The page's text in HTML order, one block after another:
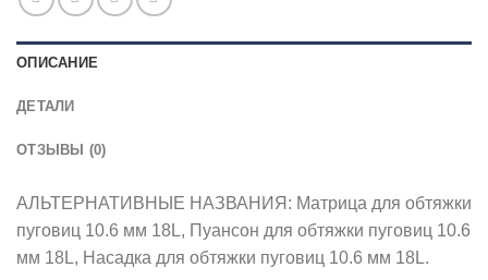
ОПИСАНИЕ
ДЕТАЛИ
ОТЗЫВЫ (0)
АЛЬТЕРНАТИВНЫЕ НАЗВАНИЯ: Матрица для обтяжки
пуговиц 10.6 мм 18L, Пуансон для обтяжки пуговиц 10.6
мм 18L, Насадка для обтяжки пуговиц 10.6 мм 18L.